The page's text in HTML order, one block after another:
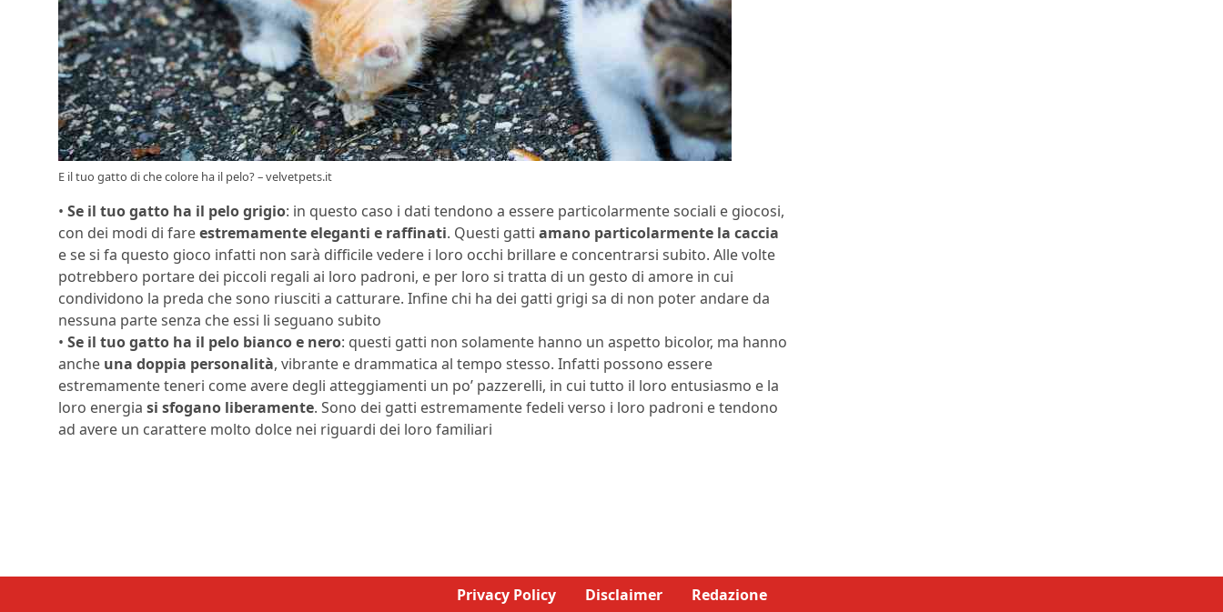
E il tuo gatto di che colore ha il pelo? – velvetpets.it
• Se il tuo gatto ha il pelo grigio: in questo caso i dati tendono a essere particolarmente sociali e giocosi,
con dei modi di fareestremamente eleganti e raffinati. Questi gatti amano particolarmente la caccia
e se si fa questo gioco infatti non sarà difficile vedere i loro occhi brillare e concentrarsi subito. Alle volte
potrebbero portare dei piccoli regali ai loro padroni, e per loro si tratta di un gesto di amore in cui
condividono la preda che sono riusciti a catturare. Infine chi ha dei gatti grigi sa di non poter andare da
nessuna parte senza che essi li seguano subito
• Se il tuo gatto ha il pelo bianco e nero: questi gatti non solamente hanno un aspetto bicolor, ma hanno
anche una doppia personalità, vibrante e drammatica al tempo stesso. Infatti possono essere
estremamente teneri come avere degli atteggiamenti un po’ pazzerelli, in cui tutto il loro entusiasmo e la
loro energia si sfogano liberamente. Sono dei gatti estremamente fedeli verso i loro padroni e tendono
ad avere un carattere molto dolce nei riguardi dei loro familiari
Privacy Policy Disclaimer Redazione